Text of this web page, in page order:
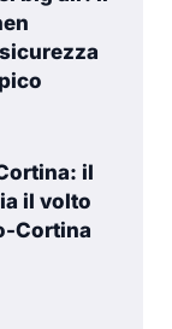
il
il volto
Cortina